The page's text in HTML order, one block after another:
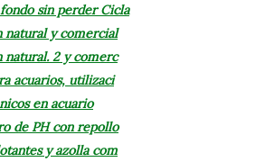
sin perder Cicla
natural y comercial
natural. 2 y comerc
acuarios, utilizaci
en acuario
de PH con repollo
y azolla com